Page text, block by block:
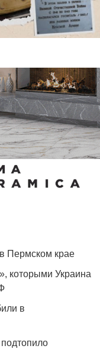
Пермском крае
которыми Украина
в